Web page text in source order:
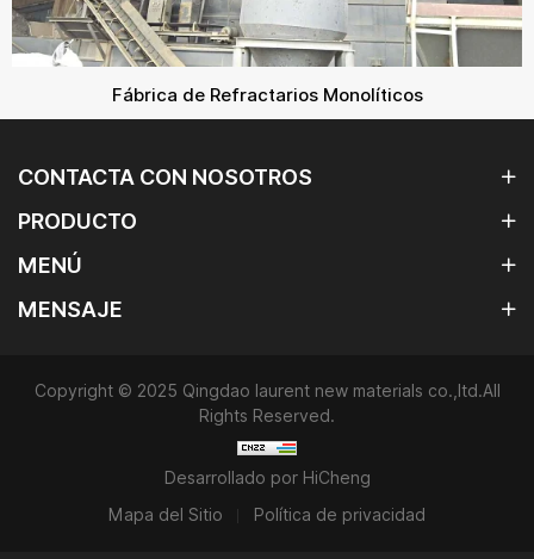
Fábrica de Refractarios Monolíticos
CONTACTA CON NOSOTROS
PRODUCTO
MENÚ
MENSAJE
Copyright © 2025 Qingdao laurent new materials co.,ltd.All
Rights Reserved.
Desarrollado por HiCheng
Mapa del Sitio
Política de privacidad